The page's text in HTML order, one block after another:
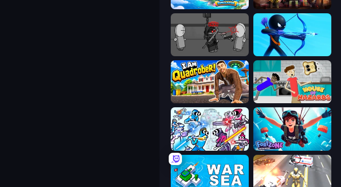
Bubble Gum Simulator Simple Sandbox 3
Madness Project Nexus Archers Random
I Am Quadrober! House of Hazards
Space Wars Battleground Fortzone Battle Royale